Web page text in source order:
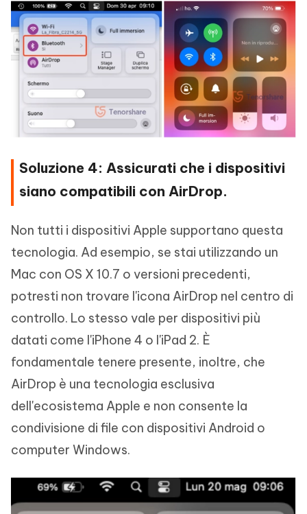
Soluzione 4: Assicurati che i dispositivi
siano compatibili con AirDrop.
Non tutti i dispositivi Apple supportano questa
tecnologia. Ad esempio, se stai utilizzando un
Mac con OS X 10.7 o versioni precedenti,
potresti non trovare l'icona AirDrop nel centro di
controllo. Lo stesso vale per dispositivi più
datati come l'iPhone 4 o l'iPad 2. È
fondamentale tenere presente, inoltre, che
AirDrop è una tecnologia esclusiva
dell'ecosistema Apple e non consente la
condivisione di file con dispositivi Android o
computer Windows.